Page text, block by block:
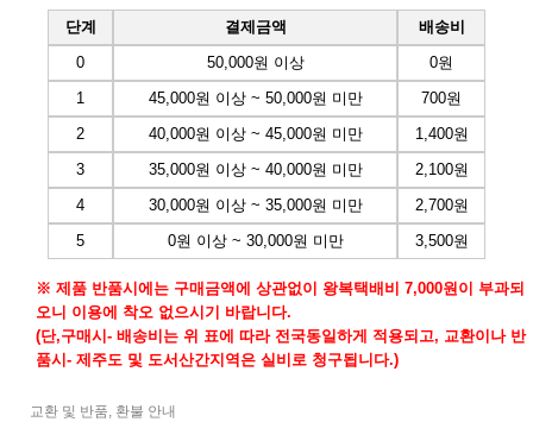
단계 결제금액
배송비
0
50,000원 이상
0원
1
45,000원 이상 ~ 50,000원 미만
700원
2
40,000원 이상 ~ 45,000원 미만
1,400원
3
35,000원 이상 ~ 40,000원 미만
2,100원
4
30,000원 이상 ~ 35,000원 미만
2,700원
5
0원 이상 ~ 30,000원 미만 3,500원
※ 제품 반품시에는 구매금액에 상관없이 왕복택배비 7,000원이 부과되
오니 이용에 착오 없으시기 바랍니다.
(단,구매시- 배송비는 위 표에 따라 전국동일하게 적용되고, 교환이나 반
품시- 제주도 및 도서산간지역은 실비로 청구됩니다.)
교환 및 반품, 환불 안내